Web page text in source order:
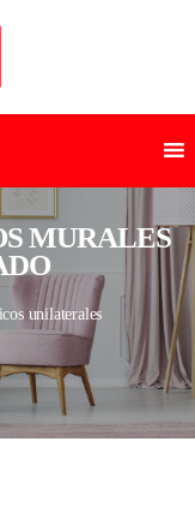
MURALES
unilaterales